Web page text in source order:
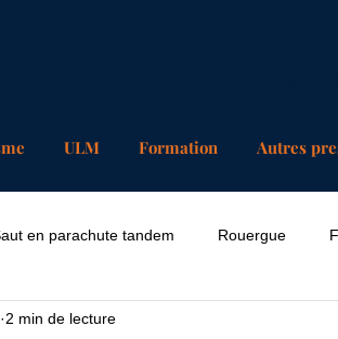
ULM Formation Autres
en parachute tandem Rouergue
2 min de lecture